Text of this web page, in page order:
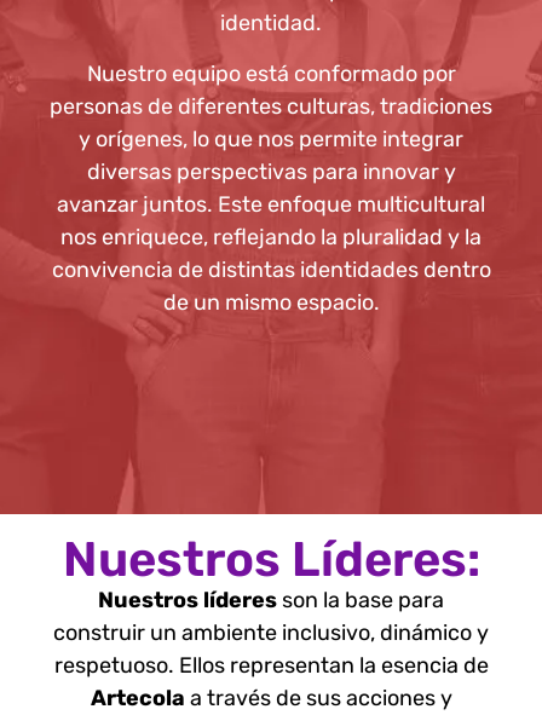
identidad.
Nuestro equipo está conformado por
personas de diferentes culturas, tradiciones
y orígenes, lo que nos permite integrar
diversas perspectivas para innovar y
avanzar juntos. Este enfoque multicultural
nos enriquece, reflejando la pluralidad y la
convivencia de distintas identidades dentro
de un mismo espacio.
Nuestros Líderes:
Nuestros líderes son la base para
construir un ambiente inclusivo, dinámico y
respetuoso. Ellos representan la esencia de
Artecola a través de sus acciones y